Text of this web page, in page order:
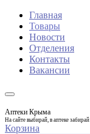
Главная
Товары
Новости
Отделения
Контакты
Вакансии
Аптеки Крыма
На сайте выбирай, в аптеке забирай
Корзина